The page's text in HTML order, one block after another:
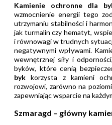
Kamienie ochronne dla
wzmocnienie energii tego
utrzymaniu stabilności i
jak turmalin czy hematyt,
i równowagi w trudnych
negatywnymi wpływami.
wewnętrznej siły i
byków, które cenią
byk korzysta z kamieni
rozwojowi, zarówno na
zapewniając wsparcie na
Szmaragd – główny